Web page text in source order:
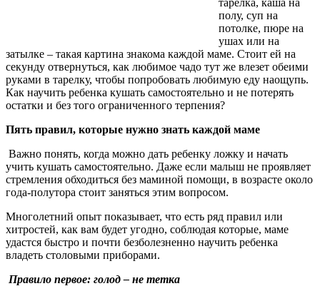
полу, суп на
потолке, пюре на
ушах или на
затылке – такая картина знакома каждой маме. Стоит ей на
секунду отвернуться, как любимое чадо тут же влезет обеими
руками в тарелку, чтобы попробовать любимую еду наощупь.
Как научить ребенка кушать самостоятельно и не потерять
остатки и без того ограниченного терпения?
Пять правил, которые нужно знать каждой маме
Важно понять, когда можно дать ребенку ложку и начать
учить кушать самостоятельно. Даже если малыш не проявляет
стремления обходиться без маминой помощи, в возрасте около
года-полутора стоит заняться этим вопросом.
Многолетний опыт показывает, что есть ряд правил или
хитростей, как вам будет угодно, соблюдая которые, маме
удастся быстро и почти безболезненно научить ребенка
владеть столовыми приборами.
Правило первое: голод – не тетка